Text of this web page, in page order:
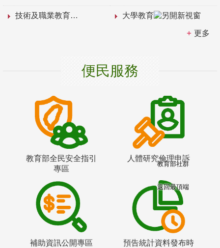
技術及職業教育 大學教育
更多
便民服務
教育部全民安全指引
專區
人體研究倫理申訴
補助資訊公開專區
預告統計資料發布時
教育部社群
返回最頂端